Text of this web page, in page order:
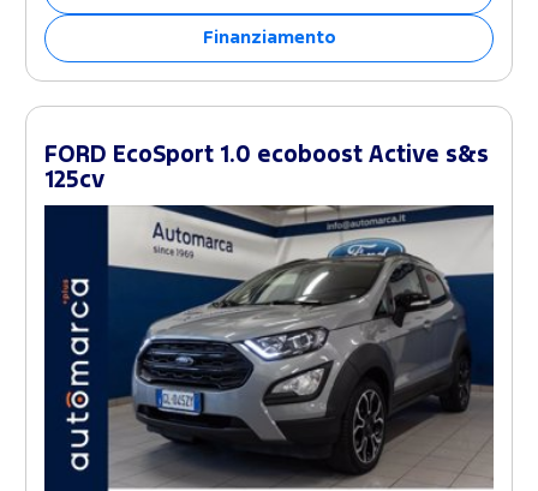
Finanziamento
FORD EcoSport 1.0 ecoboost Active s&s
125cv